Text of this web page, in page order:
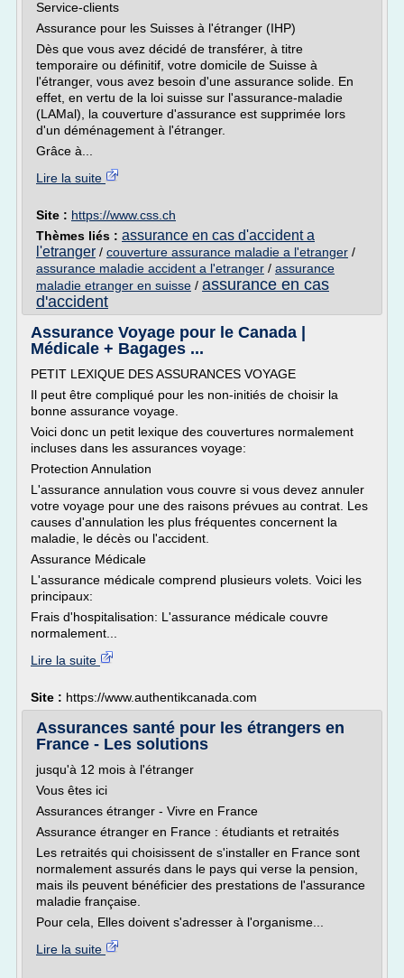
Service-clients
Assurance pour les Suisses à l'étranger (IHP)
Dès que vous avez décidé de transférer, à titre
temporaire ou définitif, votre domicile de Suisse à
l'étranger, vous avez besoin d'une assurance solide. En
effet, en vertu de la loi suisse sur l'assurance-maladie
(LAMal), la couverture d'assurance est supprimée lors
d'un déménagement à l'étranger.
Grâce à...
Lire la suite
Site : https://www.css.ch
Thèmes liés : assurance en cas d'accident a
l'etranger / couverture assurance maladie a l'etranger /
assurance maladie accident a l'etranger / assurance
maladie etranger en suisse / assurance en cas
d'accident
Assurance Voyage pour le Canada |
Médicale + Bagages ...
PETIT LEXIQUE DES ASSURANCES VOYAGE
Il peut être compliqué pour les non-initiés de choisir la
bonne assurance voyage.
Voici donc un petit lexique des couvertures normalement
incluses dans les assurances voyage:
Protection Annulation
L'assurance annulation vous couvre si vous devez annuler
votre voyage pour une des raisons prévues au contrat. Les
causes d'annulation les plus fréquentes concernent la
maladie, le décès ou l'accident.
Assurance Médicale
L'assurance médicale comprend plusieurs volets. Voici les
principaux:
Frais d'hospitalisation: L'assurance médicale couvre
normalement...
Lire la suite
Site : https://www.authentikcanada.com
Assurances santé pour les étrangers en
France - Les solutions
jusqu'à 12 mois à l'étranger
Vous êtes ici
Assurances étranger - Vivre en France
Assurance étranger en France : étudiants et retraités
Les retraités qui choisissent de s'installer en France sont
normalement assurés dans le pays qui verse la pension,
mais ils peuvent bénéficier des prestations de l'assurance
maladie française.
Pour cela, Elles doivent s'adresser à l'organisme...
Lire la suite